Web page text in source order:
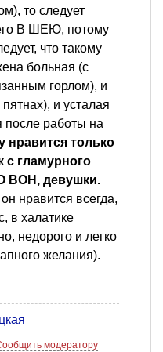
то следует
В ШЕЮ, потому
что такому
больная (с
горлом), и
и усталая
после работы на
нравится только
с гламурного
ВОН, девушки.
нравится всегда,
в халатике
недорого и легко
желания).
модератору